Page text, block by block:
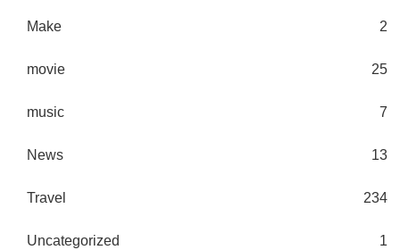
Make 2
movie 25
music 7
News 13
Travel 234
Uncategorized 1